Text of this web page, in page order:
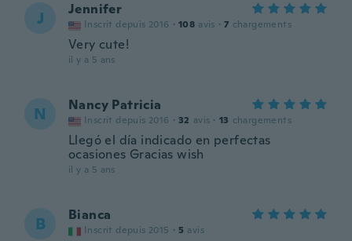
J Jennifer
Inscrit depuis 2016 · 108 avis · 7 chargements
Very cute!
il y a 5 ans
N Nancy Patricia
Inscrit depuis 2016 · 32 avis · 13 chargements
Llegó el día indicado en perfectas
ocasiones Gracias wish
il y a 5 ans
B Bianca
Inscrit depuis 2015 · 5 avis